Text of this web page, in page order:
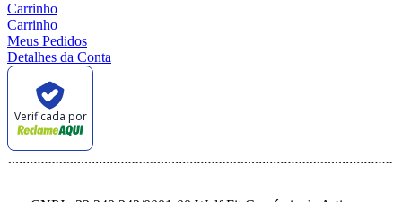
Carrinho
Carrinho
Meus Pedidos
Detalhes da Conta
Verificada por